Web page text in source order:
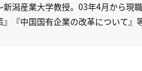
新潟産業大学教授。03年4月から現
』『中国国有企業の改革について』